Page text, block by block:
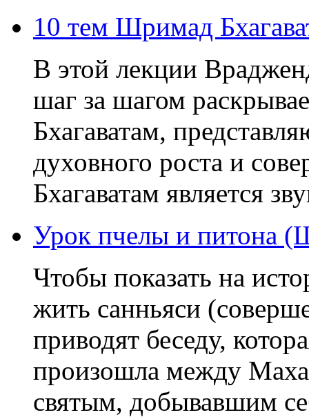
10 тем Шримад
В этой лекции
шаг за шагом
Бхагаватам,
духовного роста и
Бхагаватам является
Урок пчелы и питона
Чтобы показать на
жить санньяси
приводят беседу,
произошла между
святым, добывавшим